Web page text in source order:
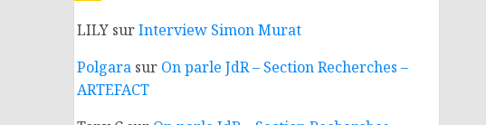
LILYsurInterview Simon Murat
Polgarasur On parle JdR – Section Recherches –
ARTEFACT